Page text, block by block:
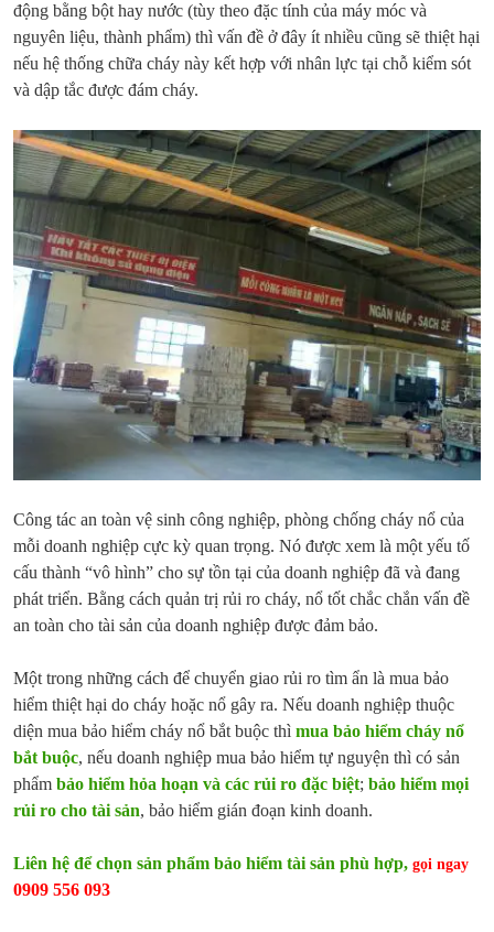
động bằng bột hay nước (tùy theo đặc tính của máy móc và
nguyên liệu, thành phẩm) thì vấn đề ở đây ít nhiều cũng sẽ thiệt hại
nếu hệ thống chữa cháy này kết hợp với nhân lực tại chỗ kiểm sót
và dập tắc được đám cháy.
Công tác an toàn vệ sinh công nghiệp, phòng chống cháy nổ của
mỗi doanh nghiệp cực kỳ quan trọng. Nó được xem là một yếu tố
cấu thành “vô hình” cho sự tồn tại của doanh nghiệp đã và đang
phát triển. Bằng cách quản trị rủi ro cháy, nổ tốt chắc chắn vấn đề
an toàn cho tài sản của doanh nghiệp được đảm bảo.
Một trong những cách để chuyển giao rủi ro tìm ẩn là mua bảo
hiểm thiệt hại do cháy hoặc nổ gây ra. Nếu doanh nghiệp thuộc
diện mua bảo hiểm cháy nổ bắt buộc thì mua bảo hiểm cháy nổ
bắt buộc, nếu doanh nghiệp mua bảo hiểm tự nguyện thì có sản
phẩm bảo hiểm hỏa hoạn và các rủi ro đặc biệt; bảo hiểm mọi
rủi ro cho tài sản, bảo hiểm gián đoạn kinh doanh.
Liên hệ để chọn sản phẩm bảo hiểm tài sản phù hợp, gọi ngay
0909 556 093